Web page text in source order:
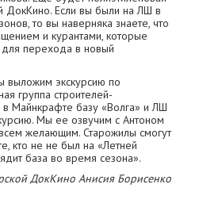
ДокКино. Если вы были на ЛШ в
то вы наверняка знаете, что
и курантами, которые
для перехода в новый
выложим экскурсию по
группа строителей-
в Майнкрафте базу «Волга» и ЛШ
Мы ее озвучим с Антоном
желающим. Старожилы смогут
кто не не был на «Летней
база во время сезона».
ДокКино Анисия Борисенко